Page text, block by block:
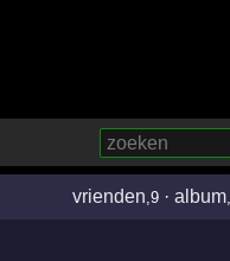
vrienden ,9 ·album